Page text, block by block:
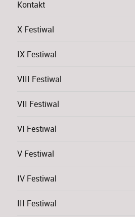
Kontakt
X Festiwal
IX Festiwal
VIII Festiwal
VII Festiwal
VI Festiwal
V Festiwal
IV Festiwal
III Festiwal